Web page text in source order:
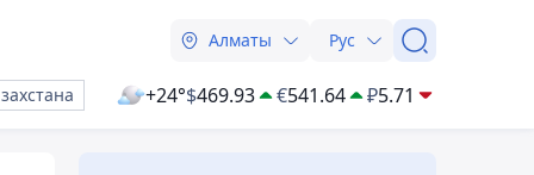
Алматы Рус
+24°$469.93 €541.64 ₽5.71